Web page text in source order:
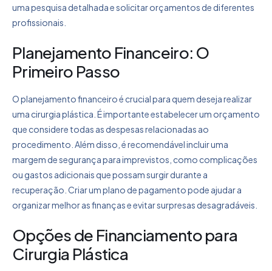
uma pesquisa detalhada e solicitar orçamentos de diferentes
profissionais.
Planejamento Financeiro: O
Primeiro Passo
O planejamento financeiro é crucial para quem deseja realizar
uma cirurgia plástica. É importante estabelecer um orçamento
que considere todas as despesas relacionadas ao
procedimento. Além disso, é recomendável incluir uma
margem de segurança para imprevistos, como complicações
ou gastos adicionais que possam surgir durante a
recuperação. Criar um plano de pagamento pode ajudar a
organizar melhor as finanças e evitar surpresas desagradáveis.
Opções de Financiamento para
Cirurgia Plástica